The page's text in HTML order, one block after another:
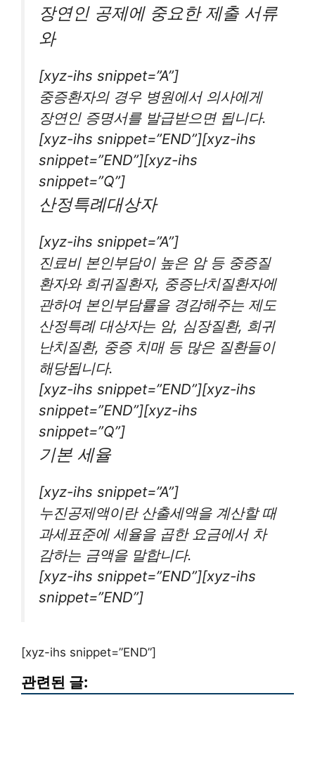
장연인 공제에 중요한 제출 서류
와
[xyz-ihs snippet=”A”]
중증환자의 경우 병원에서 의사에게
장연인 증명서를 발급받으면 됩니다.
[xyz-ihs snippet=”END”][xyz-ihs
snippet=”END”][xyz-ihs
snippet=”Q”]
산정특례대상자
[xyz-ihs snippet=”A”]
진료비 본인부담이 높은 암 등 중증질
환자와 희귀질환자, 중증난치질환자에
관하여 본인부담률을 경감해주는 제도
산정특례 대상자는 암, 심장질환, 희귀
난치질환, 중증 치매 등 많은 질환들이
해당됩니다.
[xyz-ihs snippet=”END”][xyz-ihs
snippet=”END”][xyz-ihs
snippet=”Q”]
기본 세율
[xyz-ihs snippet=”A”]
누진공제액이란 산출세액을 계산할 때
과세표준에 세율을 곱한 요금에서 차
감하는 금액을 말합니다.
[xyz-ihs snippet=”END”][xyz-ihs
snippet=”END”]
[xyz-ihs snippet=”END”]
관련된 글: